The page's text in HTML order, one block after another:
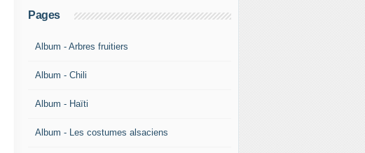
Pages
Album - Arbres fruitiers
Album - Chili
Album - Haïti
Album - Les costumes alsaciens